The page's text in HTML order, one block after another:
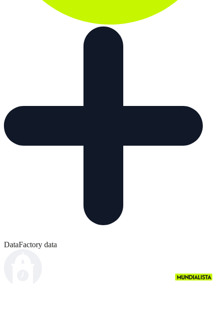
DataFactory data